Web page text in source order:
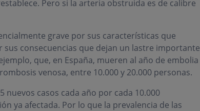
Pero si la arteria obstruida es de calibre
grave por sus características que
consecuencias que dejan un lastre importante
que, en España, mueren al año de embolia
venosa, entre 10.000 y 20.000 personas.
nuevos casos cada año por cada 10.000
ya afectada. Por lo que la prevalencia de las